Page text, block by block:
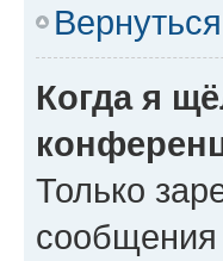
Когда я
Только
сообщения